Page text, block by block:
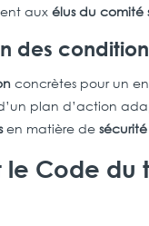
auxélus du comité
des
concrètes pour un
plan d’action
en matière de
Code du